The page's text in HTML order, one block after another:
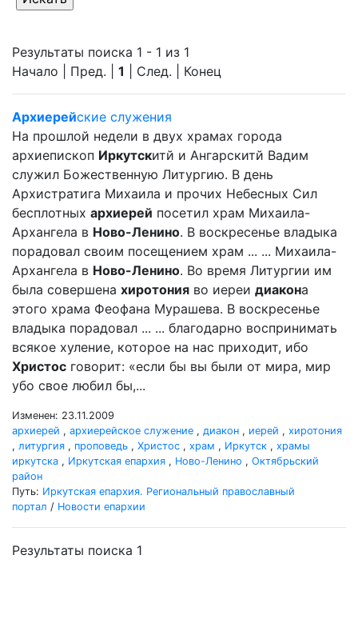
Результаты поиска 1 - 1 из 1
Начало | Пред. | 1 | След. | Конец
Архиерейские служения
На прошлой недели в двух храмах города
архиепископ Иркутскитй и Ангарскитй Вадим
служил Божественную Литургию. В день
Архистратига Михаила и прочих Небесных Сил
бесплотных архиерей посетил храм Михаила-
Архангела в Ново-Ленино. В воскресенье владыка
порадовал своим посещением храм ... ... Михаила-
Архангела в Ново-Ленино. Во время Литургии им
была совершена хиротония во иереи диакона
этого храма Феофана Мурашева. В воскресенье
владыка порадовал ... ... благодарно воспринимать
всякое хуление, которое на нас приходит, ибо
Христос говорит: «если бы вы были от мира, мир
убо свое любил бы,...
Изменен: 23.11.2009
архиерей , архиерейское служение , диакон , иерей , хиротония
, литургия , проповедь , Христос , храм , Иркутск , храмы
иркутска , Иркутская епархия , Ново-Ленино , Октябрьский
район
Путь: Иркутская епархия. Региональный православный
портал / Новости епархии
Результаты поиска 1